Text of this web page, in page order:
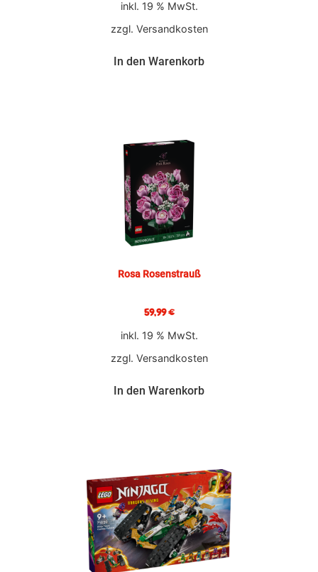
inkl. 19 % MwSt.
zzgl. Versandkosten
In den Warenkorb
Rosa Rosenstrauß
59,99€
inkl. 19 % MwSt.
zzgl. Versandkosten
In den Warenkorb